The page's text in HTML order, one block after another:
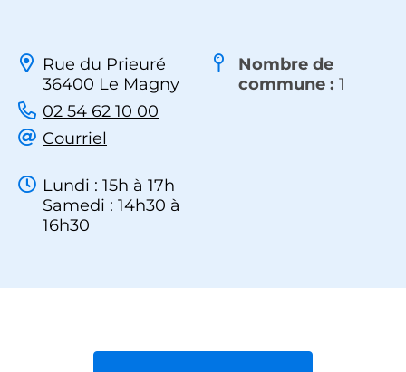
Rue du Prieuré
36400 Le Magny
02 54 62 10 00
Courriel
Lundi : 15h à 17h
Samedi : 14h30 à
16h30
Nombre de
commune : 1